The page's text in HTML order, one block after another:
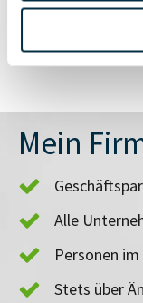
Mein
Alle
Personen
Stets über